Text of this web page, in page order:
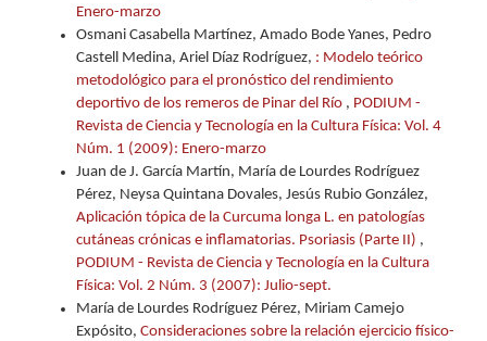
Enero-marzo
Osmani Casabella Martínez, Amado Bode Yanes, Pedro
Castell Medina, Ariel Díaz Rodríguez, : Modelo teórico
metodológico para el pronóstico del rendimiento
deportivo de los remeros de Pinar del Río , PODIUM -
Revista de Ciencia y Tecnología en la Cultura Física: Vol. 4
Núm. 1 (2009): Enero-marzo
Juan de J. García Martín, María de Lourdes Rodríguez
Pérez, Neysa Quintana Dovales, Jesús Rubio González,
Aplicación tópica de la Curcuma longa L. en patologías
cutáneas crónicas e inflamatorias. Psoriasis (Parte II) ,
PODIUM - Revista de Ciencia y Tecnología en la Cultura
Física: Vol. 2 Núm. 3 (2007): Julio-sept.
María de Lourdes Rodríguez Pérez, Miriam Camejo
Expósito, Consideraciones sobre la relación ejercicio físico-